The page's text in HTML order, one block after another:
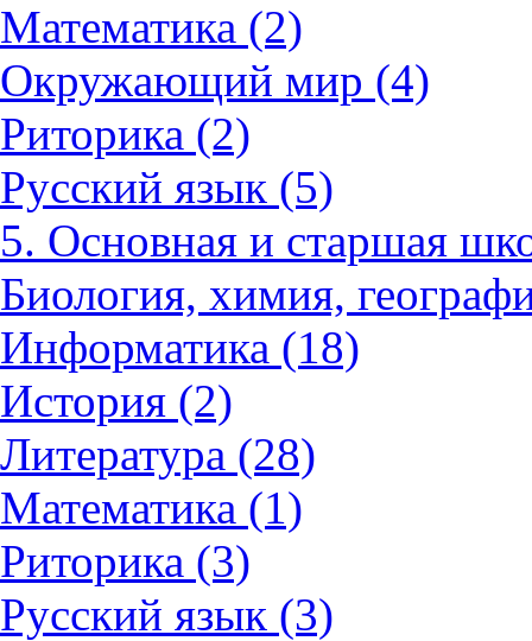
Математика (2)
Окружающий мир (4)
Риторика (2)
Русский язык (5)
5. Основная и старшая
Биология, химия,
Информатика (18)
История (2)
Литература (28)
Математика (1)
Риторика (3)
Русский язык (3)